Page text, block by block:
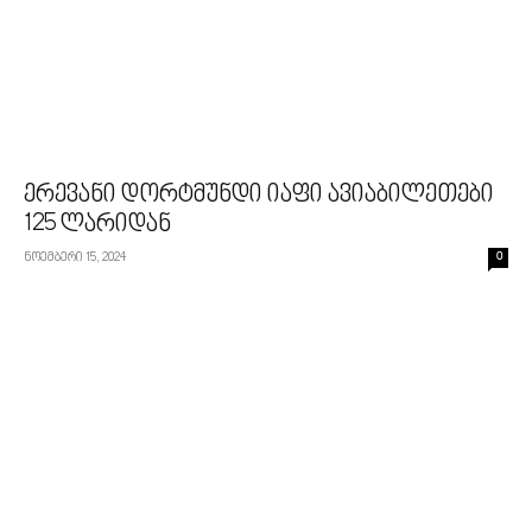
ერევანი დორტმუნდი იაფი ავიაბილეთები
125 ლარიდან
ნოემბერი 15, 2024 0